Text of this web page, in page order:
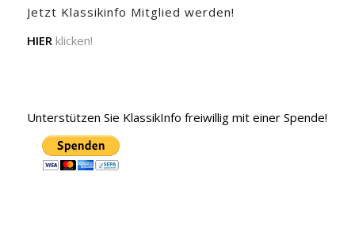
Jetzt Klassikinfo Mitglied werden!
HIERklicken!
Unterstützen Sie KlassikInfo freiwillig mit einer Spende!